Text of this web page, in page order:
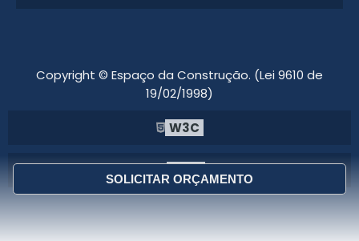
SOLICITAR ORÇAMENTO
Copyright © Espaço da Construção. (Lei 9610 de
19/02/1998)
W3C